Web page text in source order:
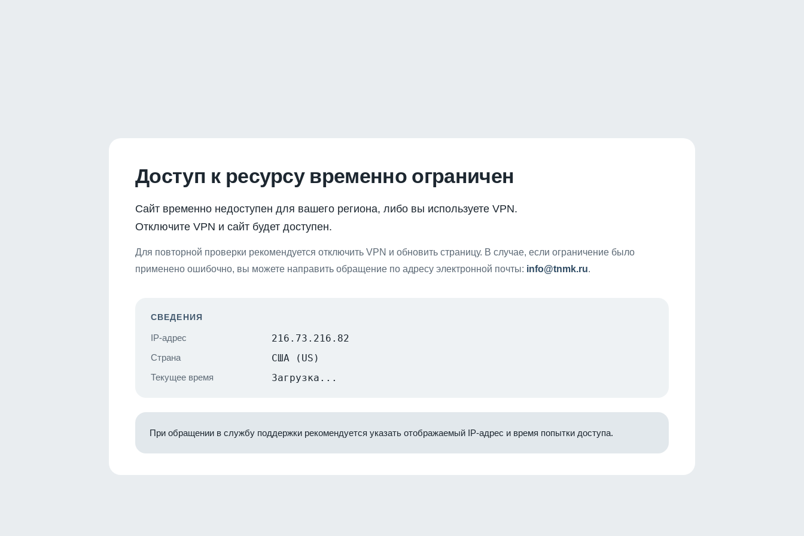
Доступ к ресурсу временно ограничен
Сайт временно недоступен для вашего региона, либо вы используете VPN.
Отключите VPN и сайт будет доступен.
Для повторной проверки рекомендуется отключить VPN и обновить страницу. В случае, если ограничение было
применено ошибочно, вы можете направить обращение по адресу электронной почты: info@tnmk.ru.
СВЕДЕНИЯ
IP-адрес 216.73.216.82
Страна США (US)
Текущее время Загрузка...
При обращении в службу поддержки рекомендуется указать отображаемый IP-адрес и время попытки доступа.